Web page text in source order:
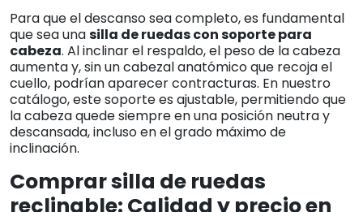
Para que el descanso sea completo, es fundamental
que sea unasilla de ruedas con soporte para
cabeza. Al inclinar el respaldo, el peso de la cabeza
aumenta y, sin un cabezal anatómico que recoja el
cuello, podrían aparecer contracturas. En nuestro
catálogo, este soporte es ajustable, permitiendo que
la cabeza quede siempre en una posición neutra y
descansada, incluso en el grado máximo de
inclinación.
Comprar silla de ruedas
reclinable: Calidad y precio en